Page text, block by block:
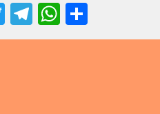
T
wi
T
el
W
h
o